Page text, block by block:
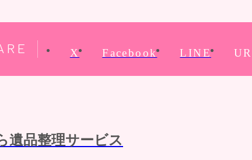
X Facebook LINE
遺品整理サービス